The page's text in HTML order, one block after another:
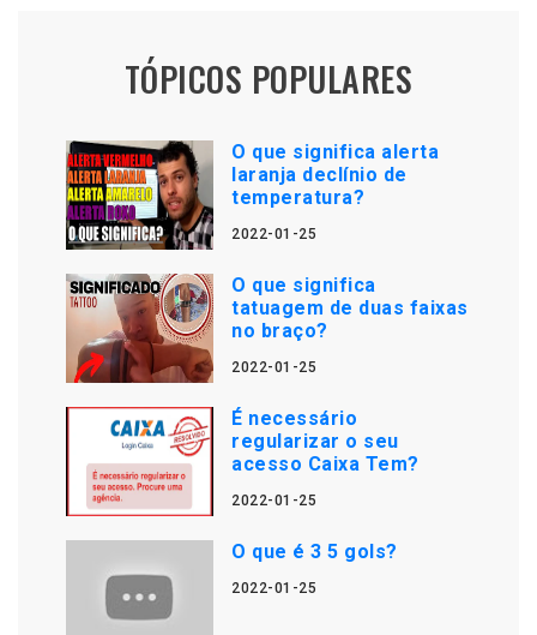
TÓPICOS POPULARES
O que significa alerta
laranja declínio de
temperatura?
2022-01-25
O que significa
tatuagem de duas faixas
no braço?
2022-01-25
É necessário
regularizar o seu
acesso Caixa Tem?
2022-01-25
O que é 3 5 gols?
2022-01-25